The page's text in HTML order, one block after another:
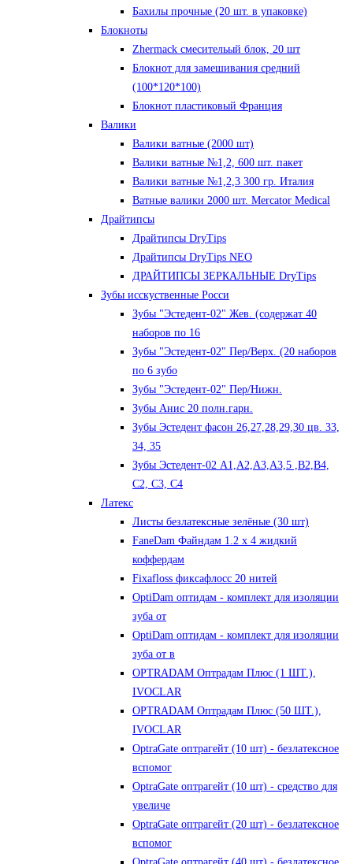
Бахилы прочные (20 шт. в упаковке)
Блокноты
Zhermack смесительый блок, 20 шт
Блокнот для замешивания средний
(100*120*100)
Блокнот пластиковый Франция
Валики
Валики ватные (2000 шт)
Валики ватные №1,2, 600 шт. пакет
Валики ватные №1,2,3 300 гр. Италия
Ватные валики 2000 шт. Mercator Medical
Драйтипсы
Драйтипсы DryTips
Драйтипсы DryTips NEO
ДРАЙТИПСЫ ЗЕРКАЛЬНЫЕ DryTips
Зубы исскуственные Росси
Зубы "Эстедент-02" Жев. (содержат 40
наборов по 16
Зубы "Эстедент-02" Пер/Верх. (20 наборов
по 6 зубо
Зубы "Эстедент-02" Пер/Нижн.
Зубы Анис 20 полн.гарн.
Зубы Эстедент фасон 26,27,28,29,30 цв. 33,
34, 35
Зубы Эстедент-02 А1,А2,А3,А3,5 ,В2,В4,
С2, С3, С4
Латекс
Листы безлатексные зелёные (30 шт)
FaneDam Файндам 1.2 х 4 жидкий
коффердам
Fixafloss фиксафлосс 20 нитей
OptiDam оптидам - комплект для изоляции
зуба от
OptiDam оптидам - комплект для изоляции
зуба от в
OPTRADAM Оптрадам Плюс (1 ШТ.),
IVOCLAR
OPTRADAM Оптрадам Плюс (50 ШТ.),
IVOCLAR
OptraGate оптрагейт (10 шт) - безлатексное
вспомог
OptraGate оптрагейт (10 шт) - средство для
увеличе
OptraGate оптрагейт (20 шт) - безлатексное
вспомог